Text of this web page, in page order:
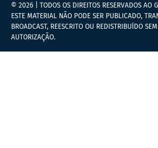
© 2026 | TODOS OS DIREITOS RESERVADOS AO
ESTE MATERIAL NÃO PODE SER PUBLICADO,
BROADCAST, REESCRITO OU REDISTRIBUÍDO
AUTORIZAÇÃO.